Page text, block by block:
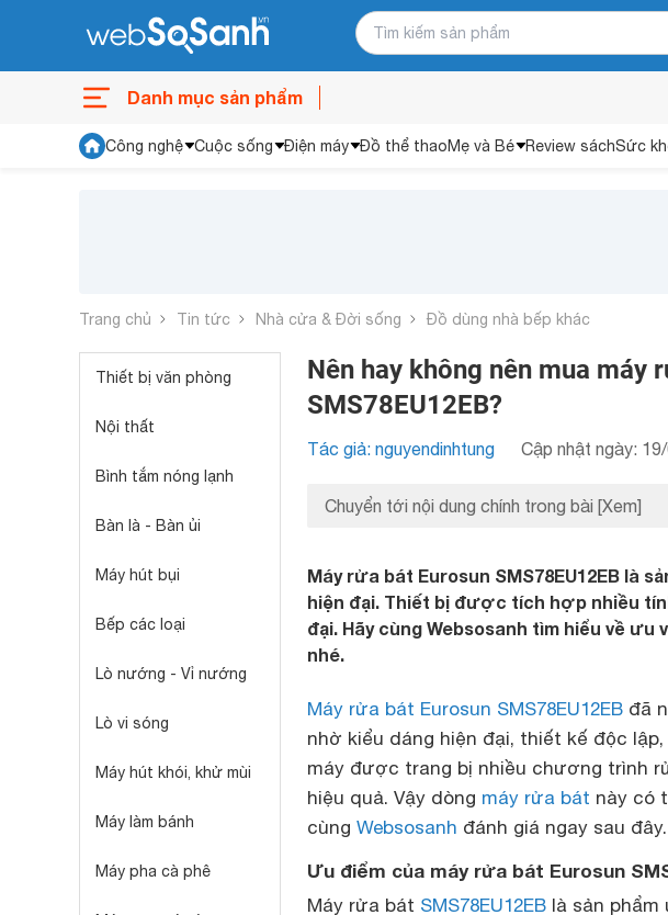
Danh mục sản phẩm
Công nghệ Cuộc sống Điện máy Đồ thể thaoMẹ và Bé Review sáchSức
Trang chủ Tin tức Nhà cửa & Đời sống Đồ dùng nhà bếp khác
Thiết bị văn phòng
Nội thất
Bình tắm nóng lạnh
Bàn là - Bàn ủi
Máy hút bụi
Bếp các loại
Lò nướng - Vỉ nướng
Lò vi sóng
Máy hút khói, khử mùi
Máy làm bánh
Máy pha cà phê
Nên hay không nên mua máy
SMS78EU12EB?
Tác giả: nguyendinhtung Cập nhật ngày:
Chuyển tới nội dung chính trong bài [Xem]
Máy rửa bát Eurosun SMS78EU12EB là
hiện đại. Thiết bị được tích hợp nhiều
đại. Hãy cùng Websosanh tìm hiểu về
nhé.
Máy rửa bát Eurosun SMS78EU12EB đã
nhờ kiểu dáng hiện đại, thiết kế độc
máy được trang bị nhiều chương trình
hiệu quả. Vậy dòng máy rửa bát này có
cùng Websosanh đánh giá ngay sau đây.
Ưu điểm của máy rửa bát Eurosun
Máy rửa bát SMS78EU12EB là sản phẩm